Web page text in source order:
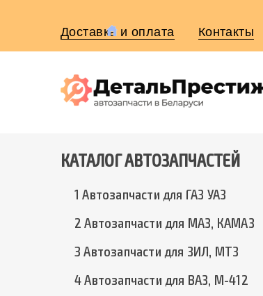
Доставка и оплата Контакты
КАТАЛОГ АВТОЗАПЧАСТЕЙ
1 Автозапчасти для ГАЗ УАЗ
2 Автозапчасти для МАЗ, КАМАЗ
3 Автозапчасти для ЗИЛ, МТЗ
4 Автозапчасти для ВАЗ, М-412